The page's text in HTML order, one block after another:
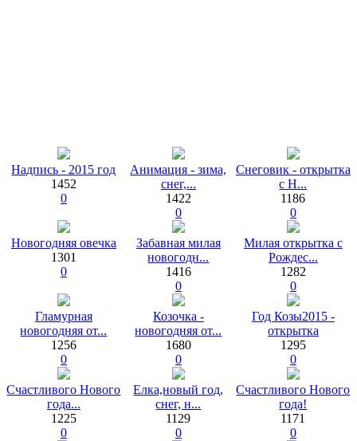
Надпись - 2015 год
1452
0
Анимация - зима,
снег,...
1422
0
Снеговик - открытка
с Н...
1186
0
Новогодняя овечка
1301
0
Забавная милая
новогодн...
1416
0
Милая открытка с
Рождес...
1282
0
Гламурная
новогодняя от...
1256
0
Козочка -
новогодняя от...
1680
0
Год Козы2015 -
открытка
1295
0
Счастливого Нового
года...
1225
0
Елка,новый год,
снег, н...
1129
0
Счастливого Нового
года!
1171
0